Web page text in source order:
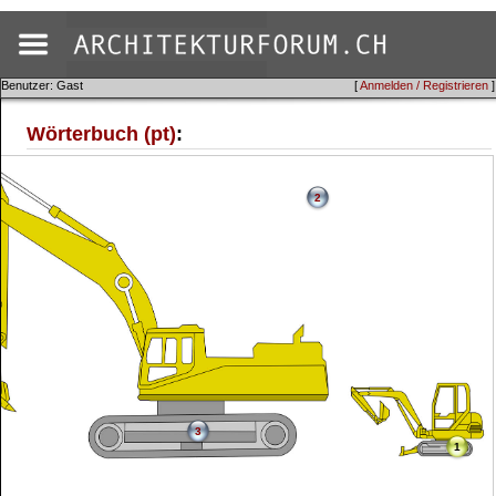
[Anmelden / Registrieren ]
Benutzer: Gast
Wörterbuch (pt):
1
2
3